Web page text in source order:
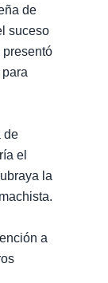
de
suceso
presentó
de
el
la
a